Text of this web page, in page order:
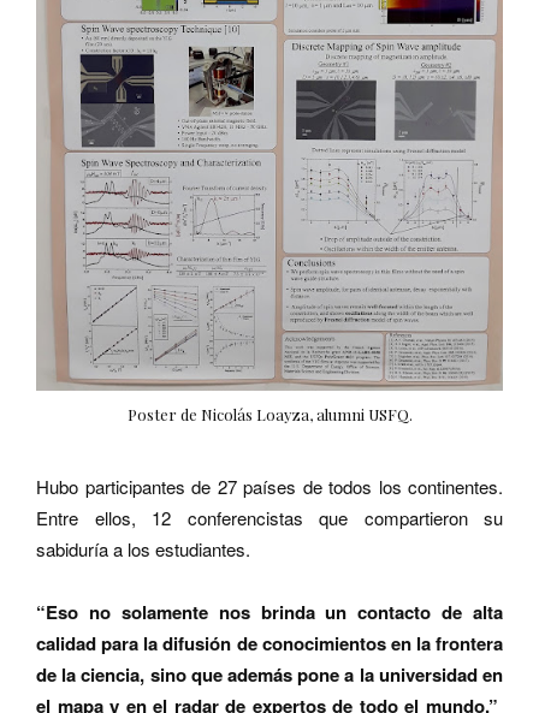
Poster de Nicolás Loayza, alumni USFQ.
Hubo participantes de 27 países de todos los continentes.
Entre ellos, 12 conferencistas que compartieron su
sabiduría a los estudiantes.
“Eso no solamente nos brinda un contacto de alta
calidad para la difusión de conocimientos en la frontera
de la ciencia, sino que además pone a la universidad en
el mapa y en el radar de expertos de todo el mundo,”